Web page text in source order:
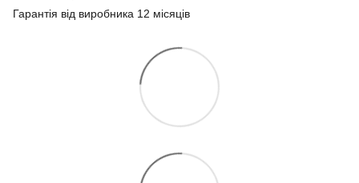
Гарантія від виробника 12 місяців